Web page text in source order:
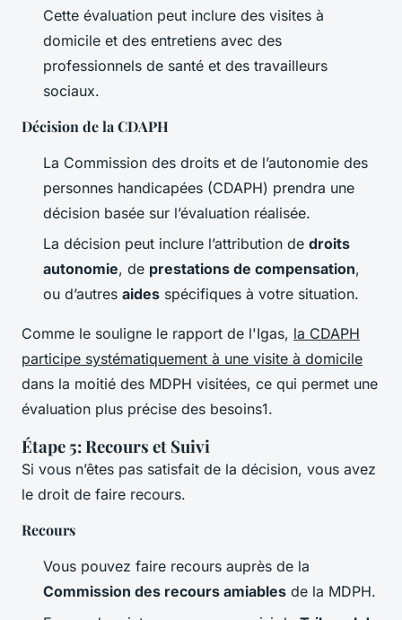
Cette évaluation peut inclure des visites à
domicile et des entretiens avec des
professionnels de santé et des travailleurs
sociaux.
Décision de la CDAPH
La Commission des droits et de l’autonomie des
personnes handicapées (CDAPH) prendra une
décision basée sur l’évaluation réalisée.
La décision peut inclure l’attribution de droits
autonomie, de prestations de compensation,
ou d’autres aides spécifiques à votre situation.
Comme le souligne le rapport de l'Igas, la CDAPH
participe systématiquement à une visite à domicile
dans la moitié des MDPH visitées, ce qui permet une
évaluation plus précise des besoins1.
Étape 5: Recours et Suivi
Si vous n’êtes pas satisfait de la décision, vous avez
le droit de faire recours.
Recours
Vous pouvez faire recours auprès de la
Commission des recours amiables de la MDPH.